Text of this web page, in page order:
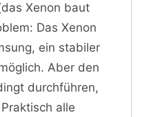
Xenon baut
Das Xenon
ein stabiler
Aber den
durchführen,
alle